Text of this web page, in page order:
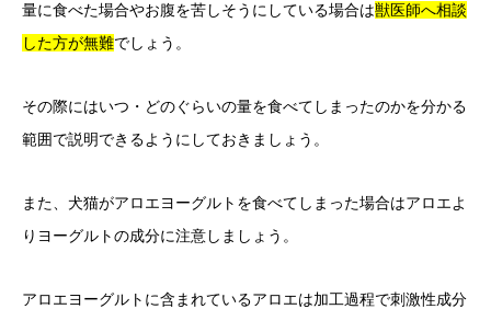
量に食べた場合やお腹を苦しそうにしている場合は獣医師へ相談
した方が無難でしょう。
その際にはいつ・どのぐらいの量を食べてしまったのかを分かる
範囲で説明できるようにしておきましょう。
また、犬猫がアロエヨーグルトを食べてしまった場合はアロエよ
りヨーグルトの成分に注意しましょう。
アロエヨーグルトに含まれているアロエは加工過程で刺激性成分